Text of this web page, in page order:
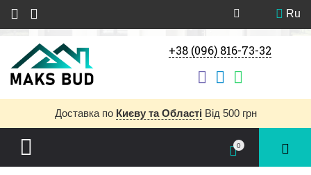
Ru
+38 (096) 816-73-32
Доставка по Києву та Області Від 500 грн
0